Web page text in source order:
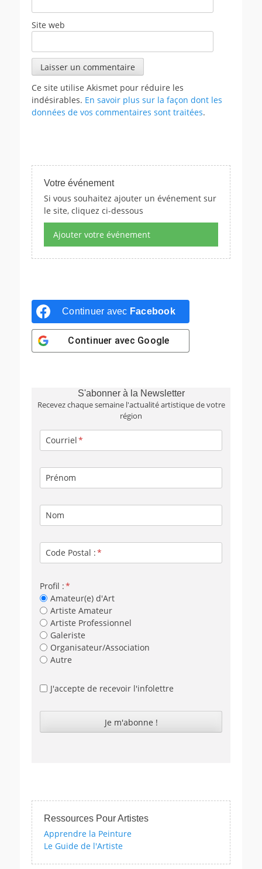
Site web
Ce site utilise Akismet pour réduire les
indésirables. En savoir plus sur la façon dont les
données de vos commentaires sont traitées.
Votre événement
Si vous souhaitez ajouter un événement sur
le site, cliquez ci-dessous
Ajouter votre événement
Continuer avec Facebook
Continuer avec Google
S'abonner à la Newsletter
Recevez chaque semaine l'actualité artistique de votre
région
Courriel
Prénom
Nom
Code Postal :
Profil :
Amateur(e) d'Art
Artiste Amateur
Artiste Professionnel
Galeriste
Organisateur/Association
Autre
J'accepte de recevoir l'infolettre
Ressources Pour Artistes
Apprendre la Peinture
Le Guide de l'Artiste